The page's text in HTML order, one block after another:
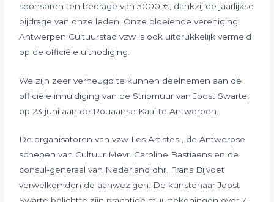
sponsoren ten bedrage van 5000 €, dankzij de jaarlijkse
bijdrage van onze leden. Onze bloeiende vereniging
Antwerpen Cultuurstad vzw is ook uitdrukkelijk vermeld
op de officiële uitnodiging.
We zijn zeer verheugd te kunnen deelnemen aan de
officiële inhuldiging van de Stripmuur van Joost Swarte,
op 23 juni aan de Rouaanse Kaai te Antwerpen.
De organisatoren van vzw Les Artistes , de Antwerpse
schepen van Cultuur Mevr. Caroline Bastiaens en de
consul-generaal van Nederland dhr. Frans Bijvoet
verwelkomden de aanwezigen. De kunstenaar Joost